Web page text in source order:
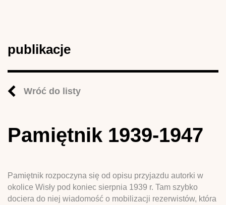
publikacje
Wróć do listy
Pamiętnik 1939-1947
Pamiętnik rozpoczyna się od opisu przyjazdu autorki w
okolice Wisły pod koniec sierpnia 1939 r. Tam szybko
dociera do niej wiadomość o mobilizacji rezerwistów, która